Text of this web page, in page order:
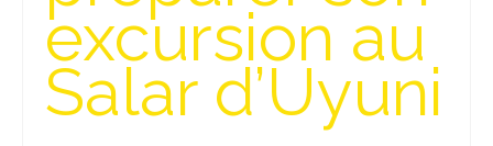
excursion au
Salar d’Uyuni